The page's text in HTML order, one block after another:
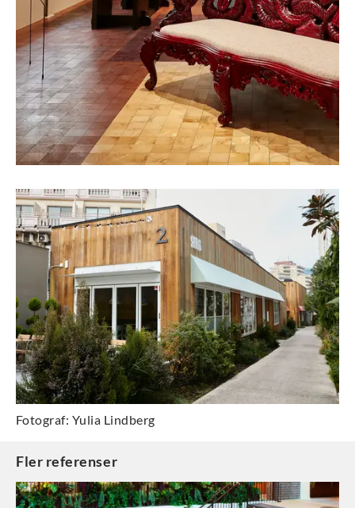
Fotograf: Yulia Lindberg
Fler referenser